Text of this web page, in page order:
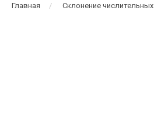
Главная Склонение числительных